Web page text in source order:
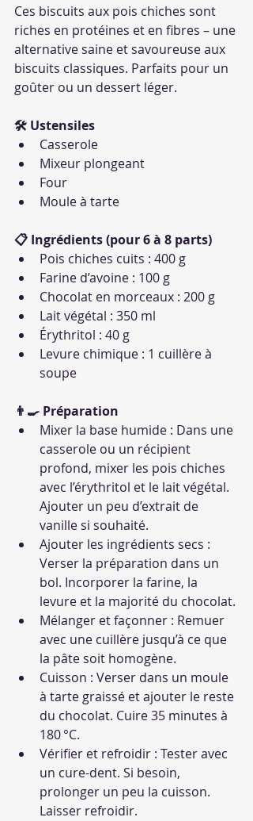
Ces biscuits aux pois chiches sont
riches en protéines et en fibres – une
alternative saine et savoureuse aux
biscuits classiques. Parfaits pour un
goûter ou un dessert léger.
🛠 Ustensiles
Casserole
Mixeur plongeant
Four
Moule à tarte
📋 Ingrédients (pour 6 à 8 parts)
Pois chiches cuits : 400 g
Farine d’avoine : 100 g
Chocolat en morceaux : 200 g
Lait végétal : 350 ml
Érythritol : 40 g
Levure chimique : 1 cuillère à
soupe
👨‍🍳 Préparation
Mixer la base humide : Dans une
casserole ou un récipient
profond, mixer les pois chiches
avec l’érythritol et le lait végétal.
Ajouter un peu d’extrait de
vanille si souhaité.
Ajouter les ingrédients secs :
Verser la préparation dans un
bol. Incorporer la farine, la
levure et la majorité du chocolat.
Mélanger et façonner : Remuer
avec une cuillère jusqu’à ce que
la pâte soit homogène.
Cuisson : Verser dans un moule
à tarte graissé et ajouter le reste
du chocolat. Cuire 35 minutes à
180 °C.
Vérifier et refroidir : Tester avec
un cure-dent. Si besoin,
prolonger un peu la cuisson.
Laisser refroidir.